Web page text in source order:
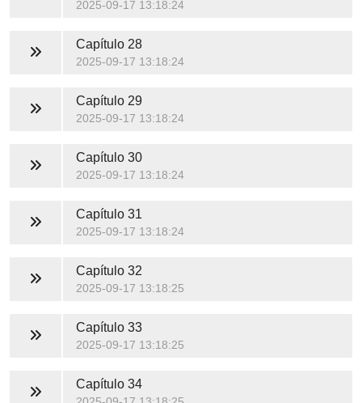
2025-09-17 13:18:24
Capítulo 28
2025-09-17 13:18:24
Capítulo 29
2025-09-17 13:18:24
Capítulo 30
2025-09-17 13:18:24
Capítulo 31
2025-09-17 13:18:24
Capítulo 32
2025-09-17 13:18:25
Capítulo 33
2025-09-17 13:18:25
Capítulo 34